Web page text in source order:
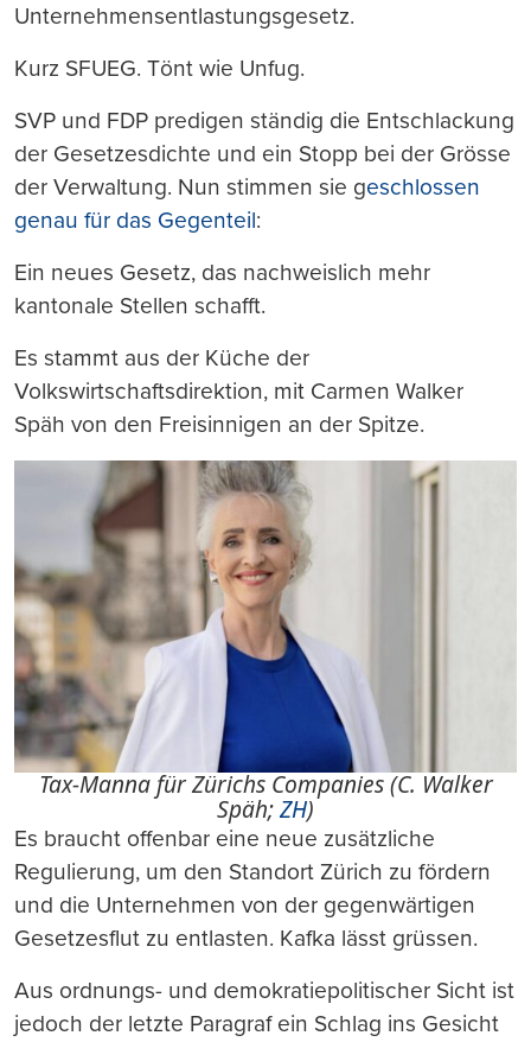
Unternehmensentlastungsgesetz.
Kurz SFUEG. Tönt wie Unfug.
SVP und FDP predigen ständig die Entschlackung
der Gesetzesdichte und ein Stopp bei der Grösse
der Verwaltung. Nun stimmen sie geschlossen
genau für das Gegenteil:
Ein neues Gesetz, das nachweislich mehr
kantonale Stellen schafft.
Es stammt aus der Küche der
Volkswirtschaftsdirektion, mit Carmen Walker
Späh von den Freisinnigen an der Spitze.
Tax-Manna für Zürichs Companies (C. Walker
Späh;ZH)
Es braucht offenbar eine neue zusätzliche
Regulierung, um den Standort Zürich zu fördern
und die Unternehmen von der gegenwärtigen
Gesetzesflut zu entlasten. Kafka lässt grüssen.
Aus ordnungs- und demokratiepolitischer Sicht ist
jedoch der letzte Paragraf ein Schlag ins Gesicht